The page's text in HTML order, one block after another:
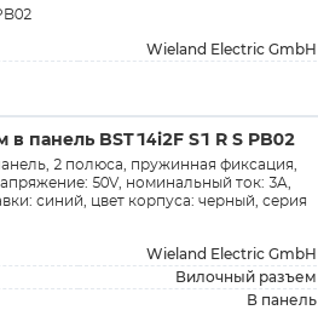
Wieland Electric GmbH
панель BST14i2F S1 R S PB02
2 полюса, пружинная фиксация,
50V, номинальный ток: 3A,
синий, цвет корпуса: черный, серия
Wieland Electric GmbH
Вилочный разъем
В панель